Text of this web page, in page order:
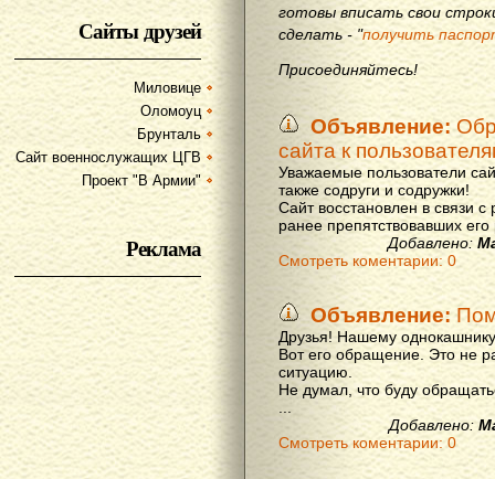
Сайты друзей
Миловице
Оломоуц
Брунталь
Сайт военнослужащих ЦГВ
Проект "В Армии"
Реклама
готовы вписать свои
сделать - "получить
Присоединяйтесь!
Объявление:
сайта к
Уважаемые пользователи
также содруги и содружки!
Сайт восстановлен в связи
ранее препятствовавших
Добавлено:
Смотреть коментарии: 0
Объявление:
Друзья! Нашему
Вот его обращение. Это не
ситуацию.
Не думал, что буду
Добавлено:
Смотреть коментарии: 0